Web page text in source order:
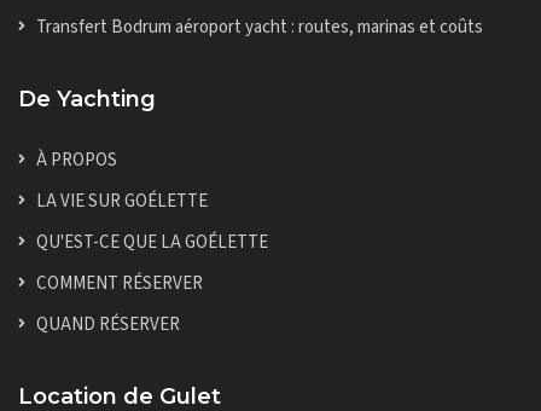
Transfert Bodrum aéroport yacht : routes, marinas et coûts
De Yachting
À PROPOS
LA VIE SUR GOÉLETTE
QU'EST-CE QUE LA GOÉLETTE
COMMENT RÉSERVER
QUAND RÉSERVER
Location de Gulet